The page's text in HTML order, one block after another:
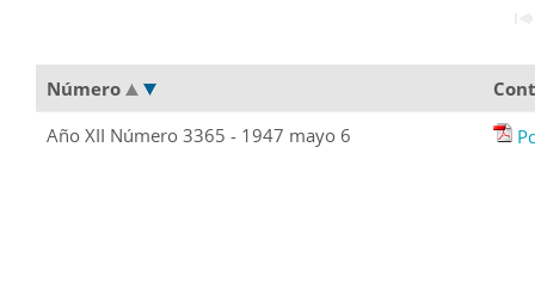
Número
Año XII Número 3365 - 1947 mayo 6